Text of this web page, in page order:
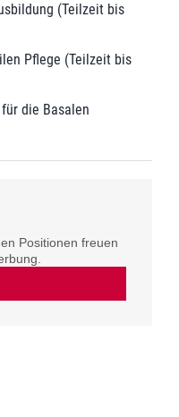
(Teilzeit bis
Pflege (Teilzeit bis
die Basalen
Positionen freuen